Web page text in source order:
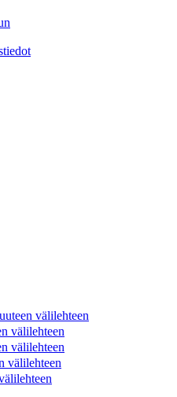
välilehteen
välilehteen
välilehteen
välilehteen